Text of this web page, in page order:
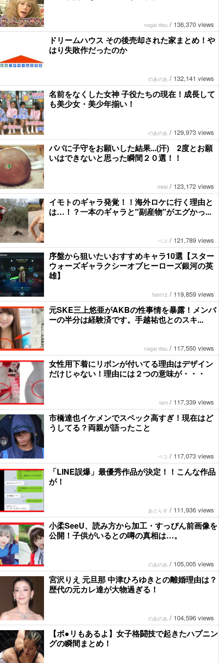
nagai ritsu / 136,370 views
ドリームハウス その後売却された家まとめ！や
はり失敗作だったのか
のあのあ / 132,141 views
名前をなくした女神 子役たちの現在！成長して
も美少女・美少年揃い！
のあのあ / 129,973 views
パパに子守をお願いした結果...(汗) 2度とお願
いはできないと思った瞬間２０選！！
mirai / 123,172 views
イモトのギャラ発覚！！海外ロケに行く理由と
は…！？一本のギャラと″副産物″がエグかっ...
ペコ / 121,789 views
序盤から狙いたいおすすめキャラ10選【スター
ウォーズギャラクシーオブヒーローズ銀河の英
雄】
faint12 / 119,859 views
元SKE三上悠亜がAKBの性事情を暴露！メンバ
ーの半分は経験済です。手越祐也とのスキ...
nagai ritsu / 117,550 views
女性用下着にリボンが付いてる理由はデザイン
だけじゃない！理由には２つの意味が・・・
tani / 117,339 views
市橋達也イケメンでスペック高すぎ！現在はど
うしてる？両親が語ったこと
ペコ / 117,073 views
「LINE誤爆」最優秀作品が決定！！こんな作品
が！
あとらす / 111,936 views
小柔SeeU、読み方から加工・すっぴん前画像を
公開！子供がいるとの噂の真相は…。
のあのあ / 105,005 views
宮沢りえ 元旦那 中津ひろゆきとの離婚理由は？
歴代の元カレ達が大物過ぎる！
のあのあ / 104,596 views
【ポ●リもあるよ】女子格闘技で起きたハプニン
グの瞬間まとめ！